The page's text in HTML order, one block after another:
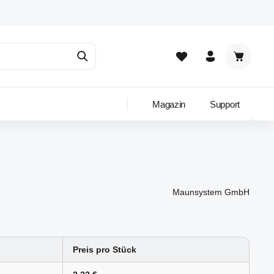
Magazin Support
Maunsystem GmbH
Preis pro Stück